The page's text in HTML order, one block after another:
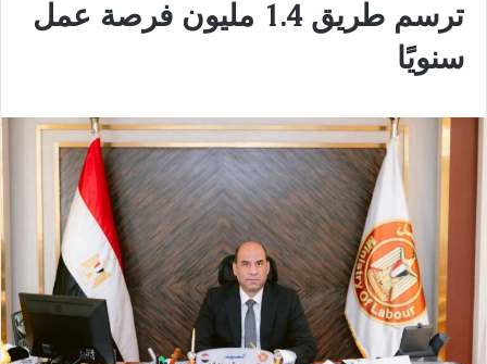
ترسم طريق 1.4 مليون فرصة عمل
سنويًا